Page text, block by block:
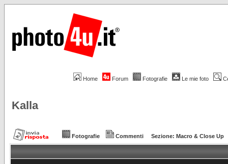
Home Forum Fotografie Le mie foto
Kalla
Fotografie Commenti Sezione: Macro & Close Up